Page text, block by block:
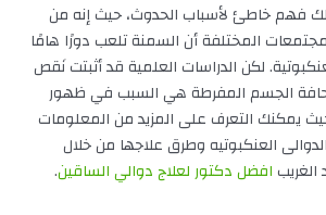
فهم خاطئ لأسباب الحدوث، حيث إنه من
المختلفة أن السمنة تلعب دورًا هامًا
لكن الدراسات العلمية قد أثبتت نَقص
الجسم المفرطة هي السبب في ظهور
حيث يمكنك التعرف على المزيد من المعلومات
العنكبوتيه وطرق علاجها من خلال
افضل دكتور لعلاج دوالي الساقين.